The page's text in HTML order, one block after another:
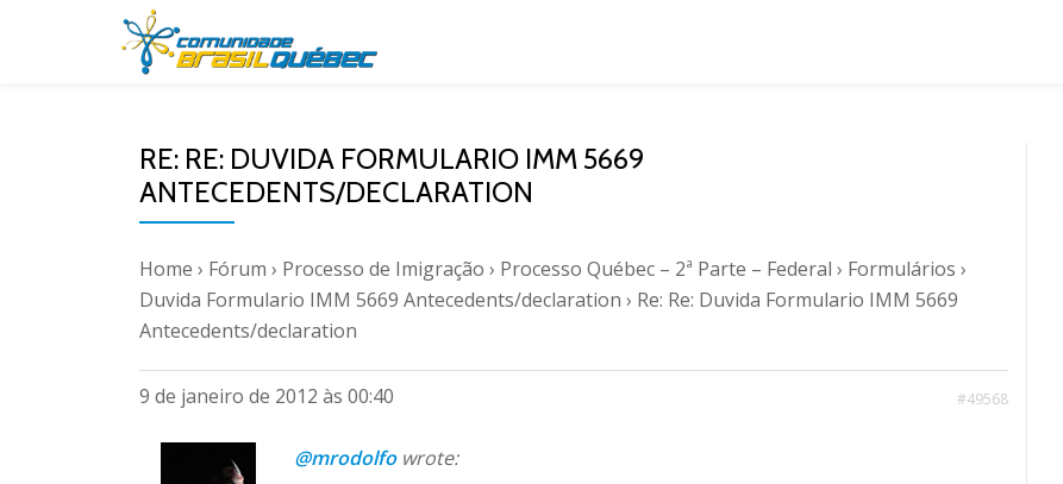
RE: RE: DUVIDA FORMULARIO IMM 5669
ANTECEDENTS/DECLARATION
Home › Fórum › Processo de Imigração › Processo Québec – 2ª Parte – Federal › Formulários ›
Duvida Formulario IMM 5669 Antecedents/declaration › Re: Re: Duvida Formulario IMM 5669
Antecedents/declaration
9 de janeiro de 2012 às 00:40 #49568
@mrodolfowrote: